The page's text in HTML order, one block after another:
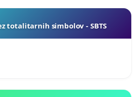
totalitarnih simbolov - SBTS